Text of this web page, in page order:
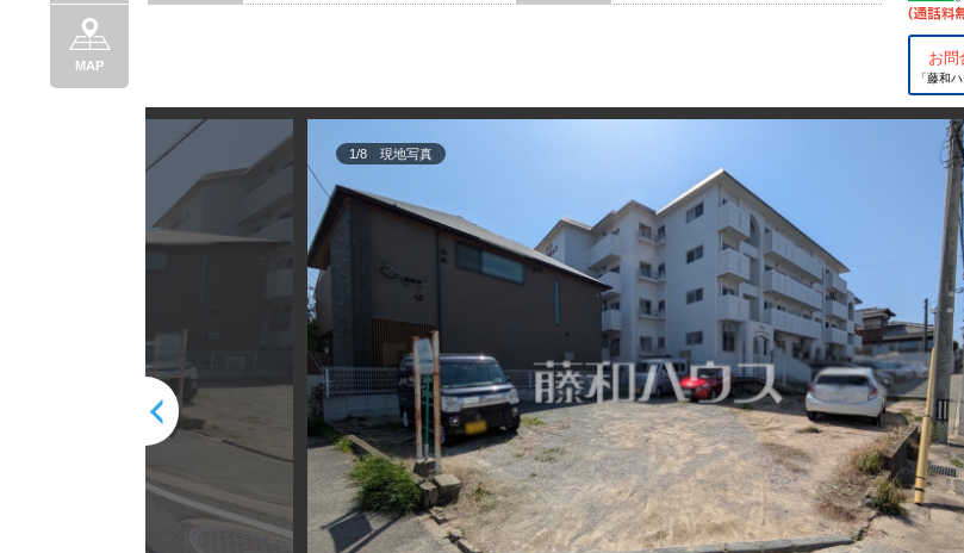
お問
「藤和
1/8 現地写真
MAP